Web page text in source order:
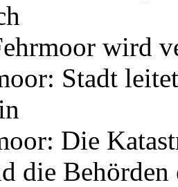
wird
Stadt
Die
die Behörden